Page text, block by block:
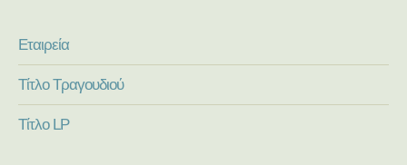
Εταιρεία
Τίτλο Τραγουδιού
Τίτλο LP